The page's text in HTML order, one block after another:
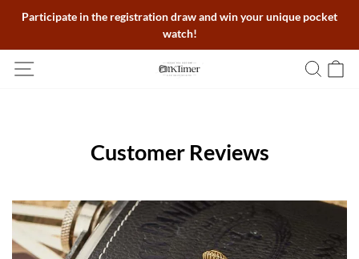
Participate in the registration draw and win your unique pocket
watch!
Customer Reviews